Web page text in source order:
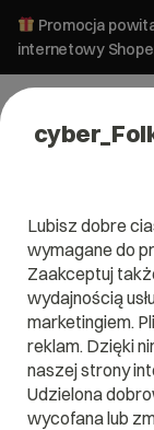
Promocja
internetowy
Tworzenie
Ile
1 sierpnia
Lubisz dobre
wymagane do
Zaakceptuj
wydajnością
marketingiem.
reklam. Dzięki
naszej strony
Udzielona
wycofana lub